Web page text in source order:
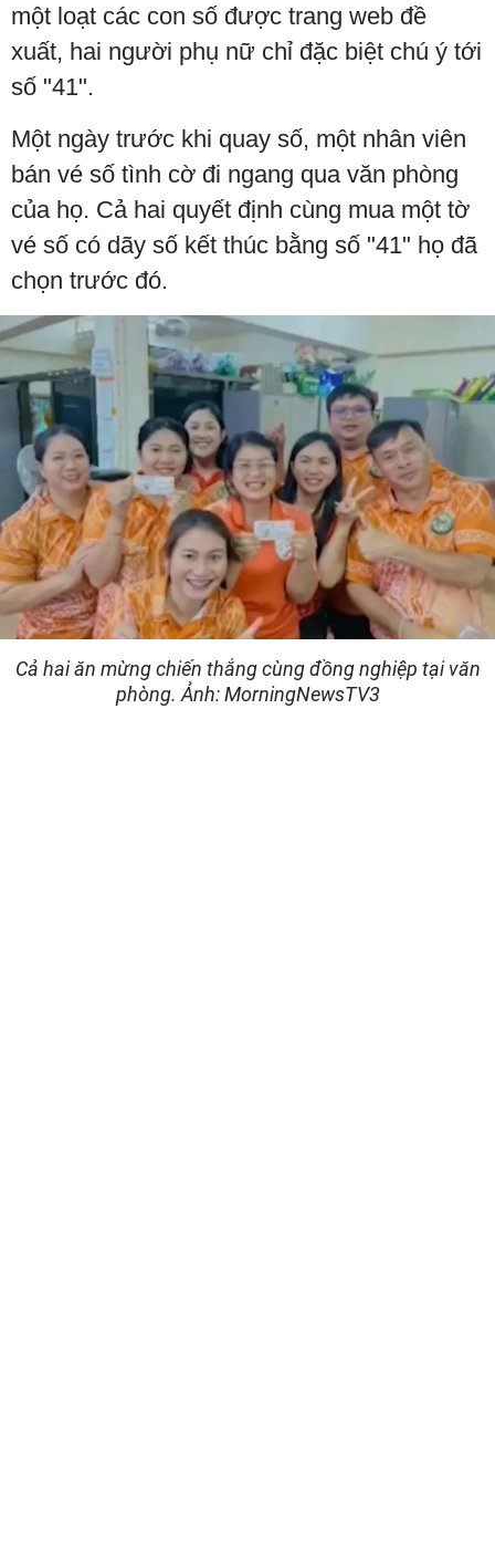
một loạt các con số được trang web đề
xuất, hai người phụ nữ chỉ đặc biệt chú ý tới
số "41".
Một ngày trước khi quay số, một nhân viên
bán vé số tình cờ đi ngang qua văn phòng
của họ. Cả hai quyết định cùng mua một tờ
vé số có dãy số kết thúc bằng số "41" họ đã
chọn trước đó.
Cả hai ăn mừng chiến thắng cùng đồng nghiệp tại văn
phòng. Ảnh: MorningNewsTV3